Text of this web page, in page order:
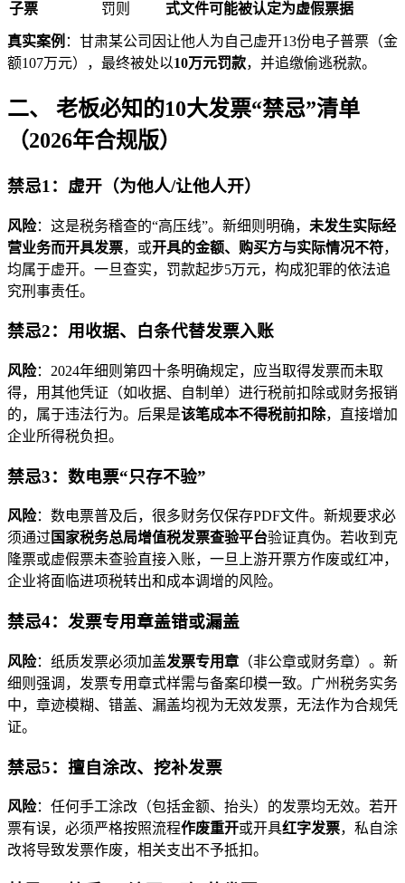
子票
罚则
式文件可能被认定为虚假票据
真实案例 ：甘肃某公司因让他人为自己虚开13份电子普票（金
额107万元），最终被处以10万元罚款，并追缴偷逃税款。
二、 老板必知的10大发票“禁忌”清单
（2026年合规版）
禁忌1：虚开（为他人/让他人开）
风险：这是税务稽查的“高压线”。新细则明确， 未发生实际经
营业务而开具发票，或开具的金额、购买方与实际情况不符，
均属于虚开。一旦查实，罚款起步5万元，构成犯罪的依法追
究刑事责任。
禁忌2：用收据、白条代替发票入账
风险：2024年细则第四十条明确规定，应当取得发票而未取
得，用其他凭证（如收据、自制单）进行税前扣除或财务报销
的，属于违法行为。后果是该笔成本不得税前扣除，直接增加
企业所得税负担。
禁忌3：数电票“只存不验”
风险：数电票普及后，很多财务仅保存PDF文件。新规要求必
须通过 国家税务总局增值税发票查验平台验证真伪。若收到克
隆票或虚假票未查验直接入账，一旦上游开票方作废或红冲，
企业将面临进项税转出和成本调增的风险。
禁忌4：发票专用章盖错或漏盖
风险：纸质发票必须加盖发票专用章 （非公章或财务章）。新
细则强调，发票专用章式样需与备案印模一致。广州税务实务
中，章迹模糊、错盖、漏盖均视为无效发票，无法作为合规凭
证。
禁忌5：擅自涂改、挖补发票
风险：任何手工涂改（包括金额、抬头）的发票均无效。若开
票有误，必须严格按照流程作废重开或开具红字发票，私自涂
改将导致发票作废，相关支出不予抵扣。